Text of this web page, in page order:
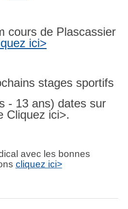
cours de Plascassier
ici>
stages sportifs
- 13 ans) dates sur
Cliquez ici>.
avec les bonnes
cliquez ici>